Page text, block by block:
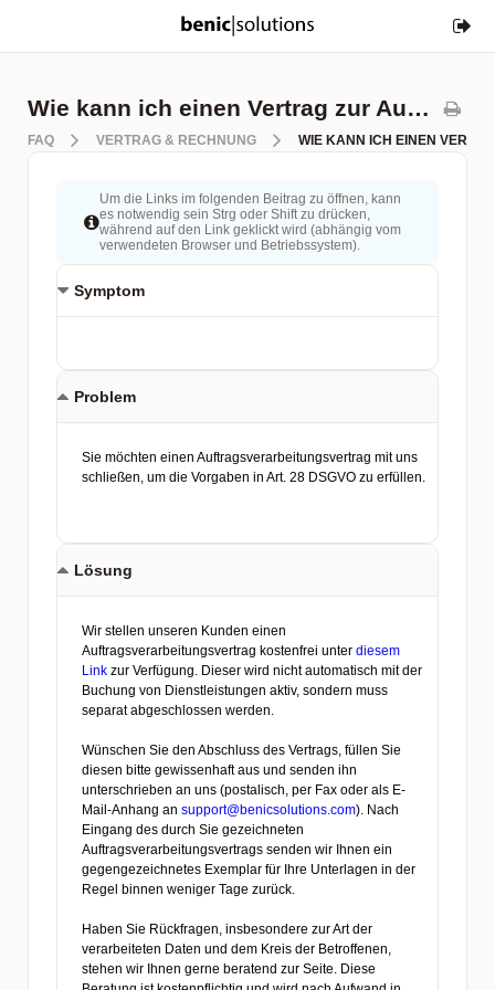
Wie kann ich einen Vertrag zur Auftragsverarbeitung (AVV) gemäß Art. 28 DSGVO abschließen?
FAQ VERTRAG & RECHNUNG WIE KANN ICH EINEN
Um die Links im folgenden Beitrag zu öffnen, kann
es notwendig sein Strg oder Shift zu drücken,
während auf den Link geklickt wird (abhängig vom
verwendeten Browser und Betriebssystem).
Symptom
Problem
Lösung